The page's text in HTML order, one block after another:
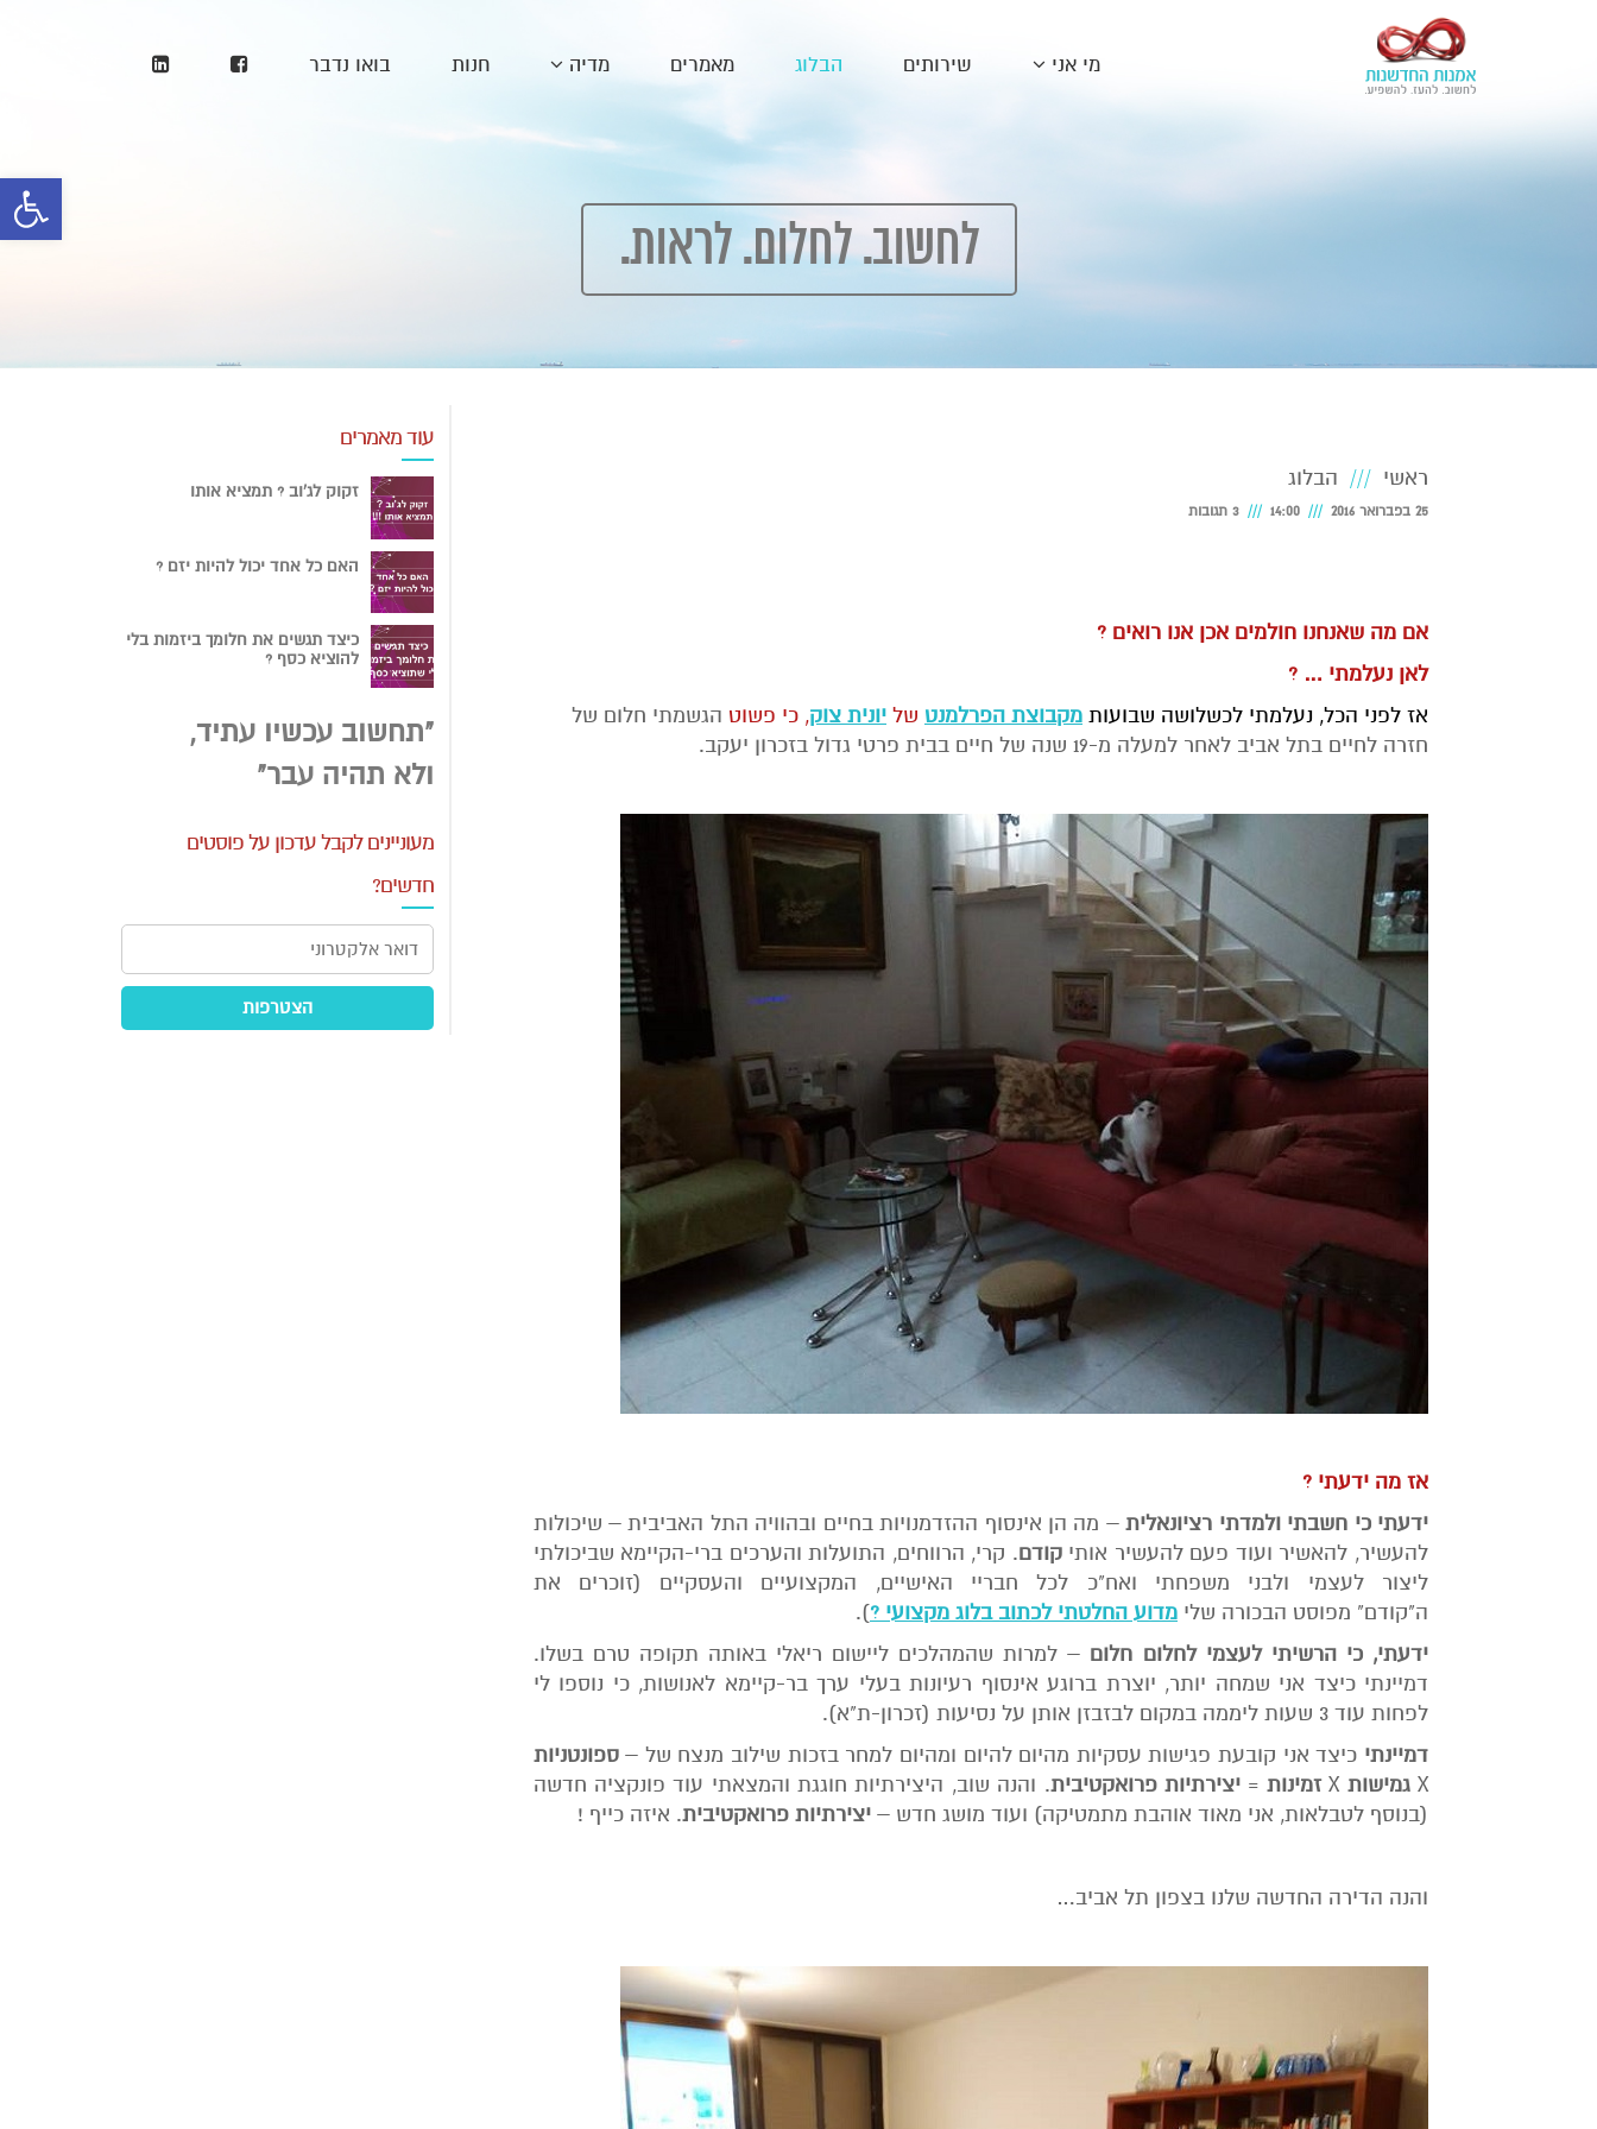
פתח
מי אני שירותים הבלוג מאמרים מדיה חנות בואו נדבר
לחשוב. לחלום. לראות.
ראשי הבלוג
25 בפברואר 2016 14:00 3 תגובות
אם מה שאנחנו חולמים אכן אנו רואים ?
לאן נעלמתי … ?
אז לפני הכל, נעלמתי לכשלושה שבועות מקבוצת הפרלמנט של יונית צוק, כי פשוט הגשמתי חלום של
חזרה לחיים בתל אביב לאחר למעלה מ-19 שנה של חיים בבית פרטי גדול בזכרון יעקב.
אז מה ידעתי ?
ידעתי כי חשבתי ולמדתי רציונאלית– מה הן אינסוף ההזדמנויות בחיים ובהוויה התל האביבית – שיכולות
להעשיר, להאשיר ועוד פעם להעשיר אותיקודם. קרי, הרווחים, התועלות והערכים ברי-הקיימא שביכולתי
ליצור לעצמי ולבני משפחתי ואח"כ לכל חבריי האישיים, המקצועיים והעסקיים (זוכרים את
ה"קודם" מפוסט הבכורה שלי מדוע החלטתי לכתוב בלוג מקצועי ?).
ידעתי, כי הרשיתי לעצמילחלום חלום – למרות שהמהלכים ליישום ריאלי באותה תקופה טרם בשלו.
דמיינתי כיצד אני שמחה יותר, יוצרת ברוגע אינסוף רעיונות בעלי ערך בר-קיימא לאנושות, כי נוספו לי
לפחות עוד 3 שעות ליממה במקום לבזבזן אותן על נסיעות (זכרון-ת"א).
דמיינתי כיצד אני קובעת פגישות עסקיות מהיום להיום ומהיום למחר בזכות שילוב מנצח של –ספונטניות
X גמישות זמינות = יצירתיות פרואקטיבית. והנה שוב, היצירתיות חוגגת והמצאתי עוד פונקציה חדשה
(בנוסף לטבלאות, אני מאוד אוהבת מתמטיקה) ועוד מושג חדש – יצירתיות פרואקטיבית. איזה כייף !
והנה הדירה החדשה שלנו בצפון תל אביב…
עוד מאמרים
זקוק לג'וב ? תמציא אותו
האם כל אחד יכול להיות יזם ?
כיצד תגשים את חלומך ביזמות בלי
להוציא כסף ?
"תחשוב עכשיו עתיד,
ולא תהיה עבר"
מעוניינים לקבל עדכון על פוסטים
חדשים?